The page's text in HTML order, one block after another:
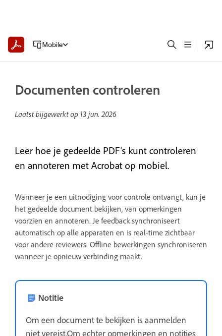
Mobile
Documenten controleren
Laatst bijgewerkt op 13 jun. 2026
Leer hoe je gedeelde PDF's kunt controleren
en annoteren met Acrobat op mobiel.
Wanneer je een uitnodiging voor controle ontvangt, kun je
het gedeelde document bekijken, van opmerkingen
voorzien en annoteren. Je feedback synchroniseert
automatisch op alle apparaten en is real-time zichtbaar
voor andere reviewers. Offline bewerkingen synchroniseren
wanneer je opnieuw verbinding maakt.
Notitie
Om een document te bekijken is aanmelden
niet vereist.Om echter opmerkingen en notities